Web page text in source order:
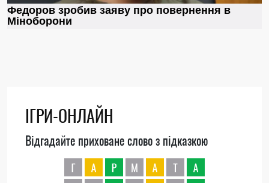
ІГРИ-ОНЛАЙН
Відгадайте приховане слово з підказкою